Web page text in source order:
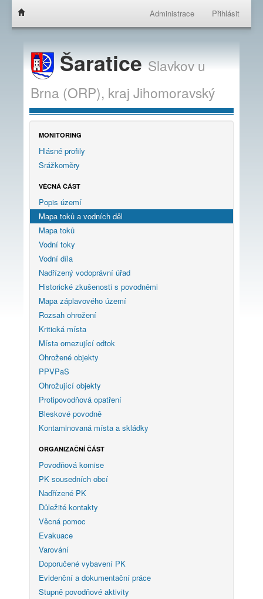
Administrace Přihlásit
ŠaraticeSlavkov u
Brna (ORP), kraj Jihomoravský
MONITORING
Hlásné profily
Srážkoměry
VĚCNÁ ČÁST
Popis území
Mapa toků a vodních děl
Mapa toků
Vodní toky
Vodní díla
Nadřízený vodoprávní úřad
Historické zkušenosti s povodněmi
Mapa záplavového území
Rozsah ohrožení
Kritická místa
Místa omezující odtok
Ohrožené objekty
PPVPaS
Ohrožující objekty
Protipovodňová opatření
Bleskové povodně
Kontaminovaná místa a skládky
ORGANIZAČNÍ ČÁST
Povodňová komise
PK sousedních obcí
Nadřízené PK
Důležité kontakty
Věcná pomoc
Evakuace
Varování
Doporučené vybavení PK
Evidenční a dokumentační práce
Stupně povodňové aktivity